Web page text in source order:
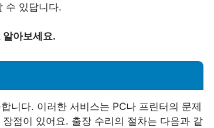
수 있답니다.
알아보세요.
니다. 이러한 서비스는 PC나 프린터의 문제
점이 있어요. 출장 수리의 절차는 다음과 같